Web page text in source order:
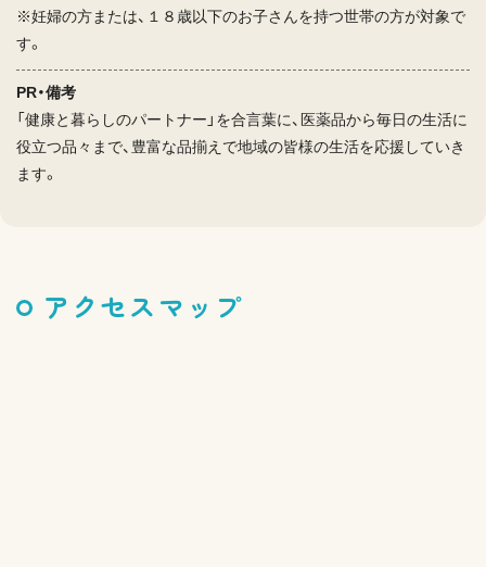
※妊婦の方または、１８歳以下のお子さんを持つ世帯の方が対象で
す。
PR・備考
「健康と暮らしのパートナー」を合言葉に、医薬品から毎日の生活に
役立つ品々まで、豊富な品揃えで地域の皆様の生活を応援していき
ます。
アクセスマップ